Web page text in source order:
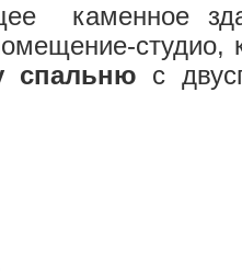
каменное
студио,
спальню с